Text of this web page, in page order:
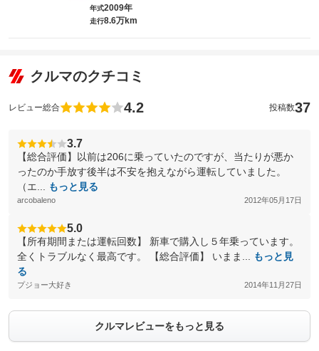
年式2009年
走行8.6万km
クルマのクチコミ
レビュー総合 4.2 投稿数37
3.7
【総合評価】以前は206に乗っていたのですが、当たりが悪か
ったのか手放す後半は不安を抱えながら運転していました。
（エ...
もっと見る
arcobaleno 2012年05月17日
5.0
【所有期間または運転回数】 新車で購入し５年乗っています。
全くトラブルなく最高です。 【総合評価】 いまま...
もっと見
る
プジョー大好き 2014年11月27日
クルマレビューをもっと見る